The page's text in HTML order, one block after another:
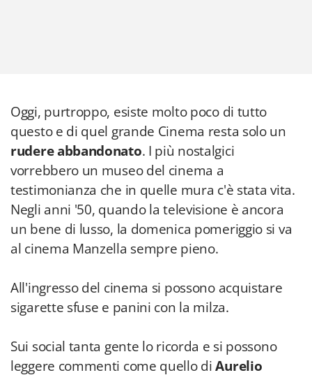
Oggi, purtroppo, esiste molto poco di tutto
questo e di quel grande Cinema resta solo un
rudere abbandonato. I più nostalgici
vorrebbero un museo del cinema a
testimonianza che in quelle mura c'è stata vita.
Negli anni '50, quando la televisione è ancora
un bene di lusso, la domenica pomeriggio si va
al cinema Manzella sempre pieno.
All'ingresso del cinema si possono acquistare
sigarette sfuse e panini con la milza.
Sui social tanta gente lo ricorda e si possono
leggere commenti come quello diAurelio